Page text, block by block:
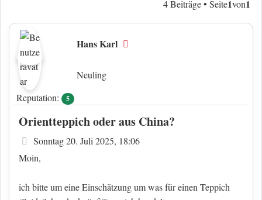
4 Beiträge • Seite1von1
Hans Karl
Neuling
Reputation:
5
Orientteppich oder aus China?
Beitrag
Sonntag 20. Juli 2025, 18:06
Moin,
ich bitte um eine Einschätzung um was für einen Teppich